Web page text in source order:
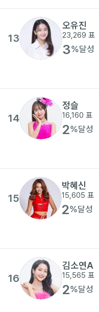
13
오유진
23,269 표
3%달성
14
정슬
16,160 표
2%달성
15
박혜신
15,605 표
2%달성
16
김소연A
15,565 표
2%달성